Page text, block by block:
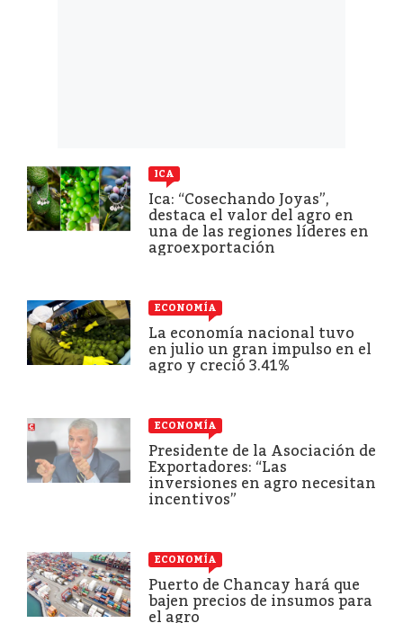
ICA
Ica: “Cosechando Joyas”,
destaca el valor del agro en
una de las regiones líderes en
agroexportación
ECONOMÍA
La economía nacional tuvo
en julio un gran impulso en el
agro y creció 3.41%
ECONOMÍA
Presidente de la Asociación de
Exportadores: “Las
inversiones en agro necesitan
incentivos”
ECONOMÍA
Puerto de Chancay hará que
bajen precios de insumos para
el agro